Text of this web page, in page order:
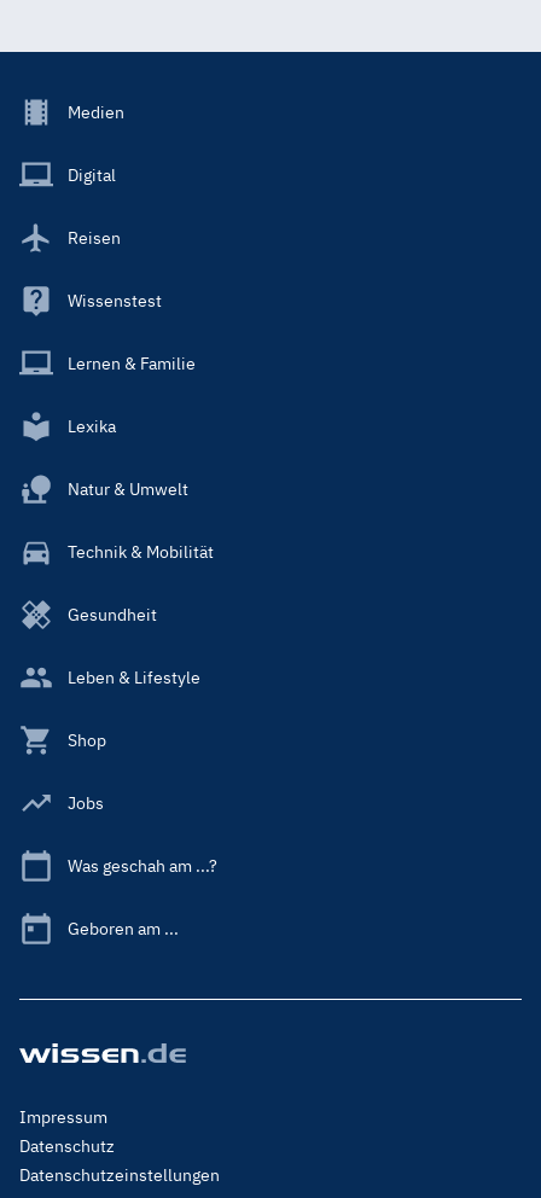
Footer
Main
Medien
Digital
Reisen
Wissenstest
Lernen & Familie
Lexika
Natur & Umwelt
Technik & Mobilität
Gesundheit
Leben & Lifestyle
Shop
Jobs
Was geschah am ...?
Geboren am ...
Footer
Menu
Legal
Impressum
Datenschutz
Datenschutzeinstellungen